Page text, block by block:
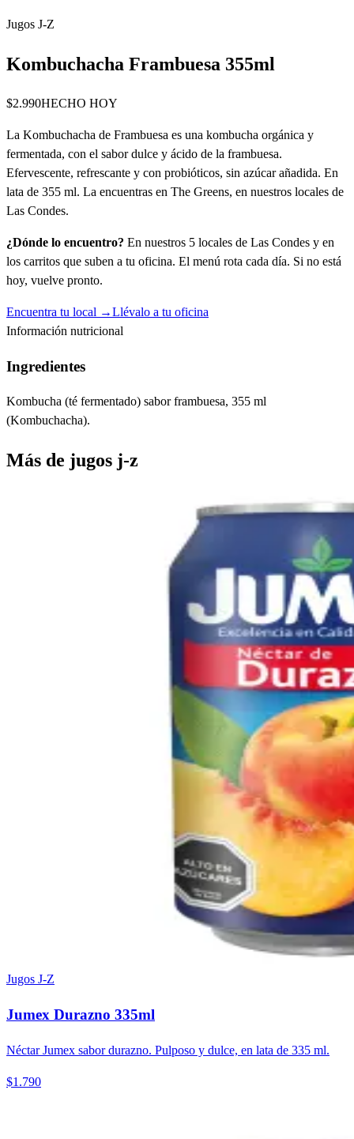
Jugos J-Z
Kombuchacha Frambuesa 355ml
$2.990HECHO HOY
La Kombuchacha de Frambuesa es una kombucha orgánica y
fermentada, con el sabor dulce y ácido de la frambuesa.
Efervescente, refrescante y con probióticos, sin azúcar añadida. En
lata de 355 ml. La encuentras en The Greens, en nuestros locales de
Las Condes.
¿Dónde lo encuentro? En nuestros 5 locales de Las Condes y en
los carritos que suben a tu oficina. El menú rota cada día. Si no está
hoy, vuelve pronto.
Encuentra tu local →Llévalo a tu oficina
Información nutricional
Ingredientes
Kombucha (té fermentado) sabor frambuesa, 355 ml
(Kombuchacha).
Más de jugos j-z
Jugos J-Z
Jumex Durazno 335ml
Néctar Jumex sabor durazno. Pulposo y dulce, en lata de 335 ml.
$1.790